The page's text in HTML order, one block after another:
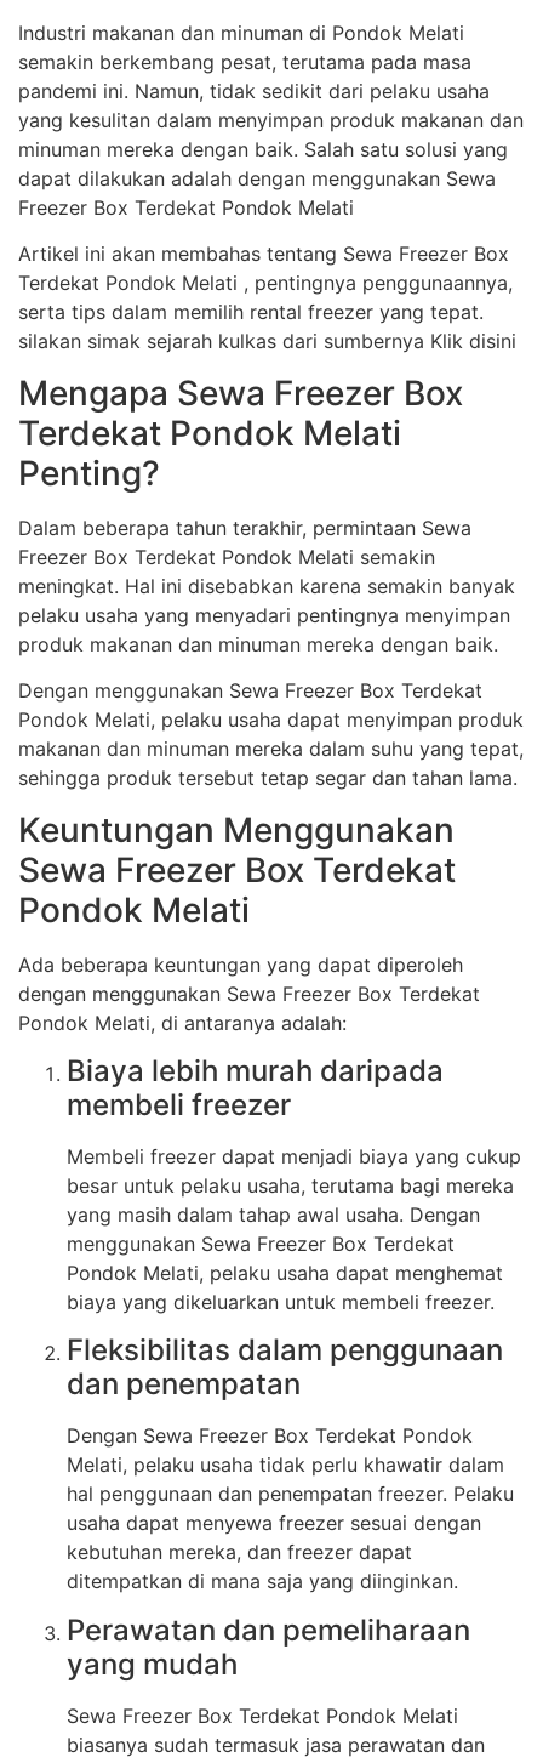
Industri makanan dan minuman di Pondok Melati
semakin berkembang pesat, terutama pada masa
pandemi ini. Namun, tidak sedikit dari pelaku usaha
yang kesulitan dalam menyimpan produk makanan dan
minuman mereka dengan baik. Salah satu solusi yang
dapat dilakukan adalah dengan menggunakan Sewa
Freezer Box Terdekat Pondok Melati
Artikel ini akan membahas tentang Sewa Freezer Box
Terdekat Pondok Melati , pentingnya penggunaannya,
serta tips dalam memilih rental freezer yang tepat.
silakan simak sejarah kulkas dari sumbernya Klik disini
Mengapa Sewa Freezer Box
Terdekat Pondok Melati
Penting?
Dalam beberapa tahun terakhir, permintaan Sewa
Freezer Box Terdekat Pondok Melati semakin
meningkat. Hal ini disebabkan karena semakin banyak
pelaku usaha yang menyadari pentingnya menyimpan
produk makanan dan minuman mereka dengan baik.
Dengan menggunakan Sewa Freezer Box Terdekat
Pondok Melati, pelaku usaha dapat menyimpan produk
makanan dan minuman mereka dalam suhu yang tepat,
sehingga produk tersebut tetap segar dan tahan lama.
Keuntungan Menggunakan
Sewa Freezer Box Terdekat
Pondok Melati
Ada beberapa keuntungan yang dapat diperoleh
dengan menggunakan Sewa Freezer Box Terdekat
Pondok Melati, di antaranya adalah:
Biaya lebih murah daripada
membeli freezer
Membeli freezer dapat menjadi biaya yang cukup
besar untuk pelaku usaha, terutama bagi mereka
yang masih dalam tahap awal usaha. Dengan
menggunakan Sewa Freezer Box Terdekat
Pondok Melati, pelaku usaha dapat menghemat
biaya yang dikeluarkan untuk membeli freezer.
Fleksibilitas dalam penggunaan
dan penempatan
Dengan Sewa Freezer Box Terdekat Pondok
Melati, pelaku usaha tidak perlu khawatir dalam
hal penggunaan dan penempatan freezer. Pelaku
usaha dapat menyewa freezer sesuai dengan
kebutuhan mereka, dan freezer dapat
ditempatkan di mana saja yang diinginkan.
Perawatan dan pemeliharaan
yang mudah
Sewa Freezer Box Terdekat Pondok Melati
biasanya sudah termasuk jasa perawatan dan